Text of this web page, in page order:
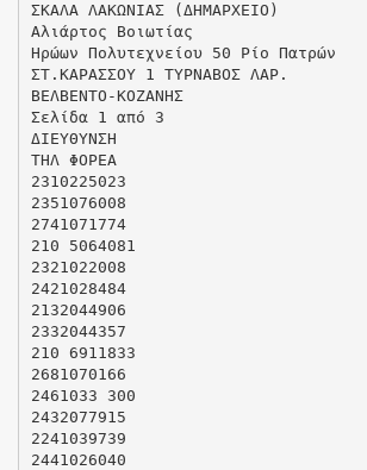
ΣΚΑΛΑ ΛΑΚΩΝΙΑΣ (ΔΗΜΑΡΧΕΙΟ)
Αλιάρτος Βοιωτίας
Ηρώων Πολυτεχνείου 50 Ρίο Πατρών
ΣΤ.ΚΑΡΑΣΣΟΥ 1 ΤΥΡΝΑΒΟΣ ΛΑΡ.
ΒΕΛΒΕΝΤΟ-ΚΟΖΑΝΗΣ
Σελίδα 1 από 3
ΔΙΕΥΘΥΝΣΗ
ΤΗΛ ΦΟΡΕΑ
2310225023
2351076008
2741071774
210 5064081
2321022008
2421028484
2132044906
2332044357
210 6911833
2681070166
2461033 300
2432077915
2241039739
2441026040